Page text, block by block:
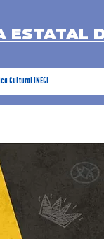
ESTATAL
Cultural INEGI